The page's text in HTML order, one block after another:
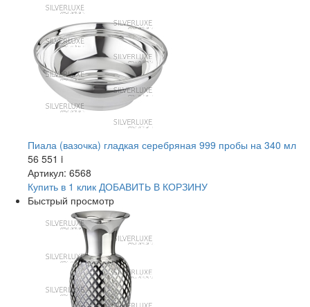
Пиала (вазочка) гладкая серебряная 999 пробы на 340 мл
56 551 i
Артикул: 6568
Купить в 1 клик ДОБАВИТЬ В КОРЗИНУ
Быстрый просмотр